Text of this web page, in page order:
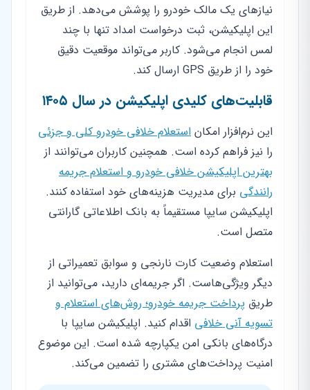
نیازهای یک مالک خودرو را پوشش می‌دهد. از طریق
این اپلیکیشن، ثبت درخواست امداد تنها با چند
لمس انجام می‌شود. کاربر می‌تواند موقعیت دقیق
خود را از طریق GPS ارسال کند.
قابلیت‌های کلیدی اپلیکیشن در سال ۱۴۰۵
این نرم‌افزار امکان استعلام خلافی خودرو کلی و جزئی
را نیز فراهم کرده است. همچنین کاربران می‌توانند از
بهترین اپلیکیشن خلافی خودرو و استعلام جریمه
رانندگی برای مدیریت هزینه‌های خود استفاده کنند.
اپلیکیشن سایپا مستقیماً به بانک اطلاعاتی گارانتی
متصل است.
استعلام وضعیت کارت نارنجی و سوابق تعمیراتی از
دیگر ویژگی‌هاست. اگر جریمه‌ای دارید، می‌توانید از
طریق پرداخت جریمه خودرو؛ روش‌های استعلام و
تسویه آنی خلافی اقدام کنید. اپلیکیشن سایپا با
درگاه‌های بانکی امن یکپارچه شده است. این موضوع
امنیت پرداخت‌های مشتری را تضمین می‌کند.